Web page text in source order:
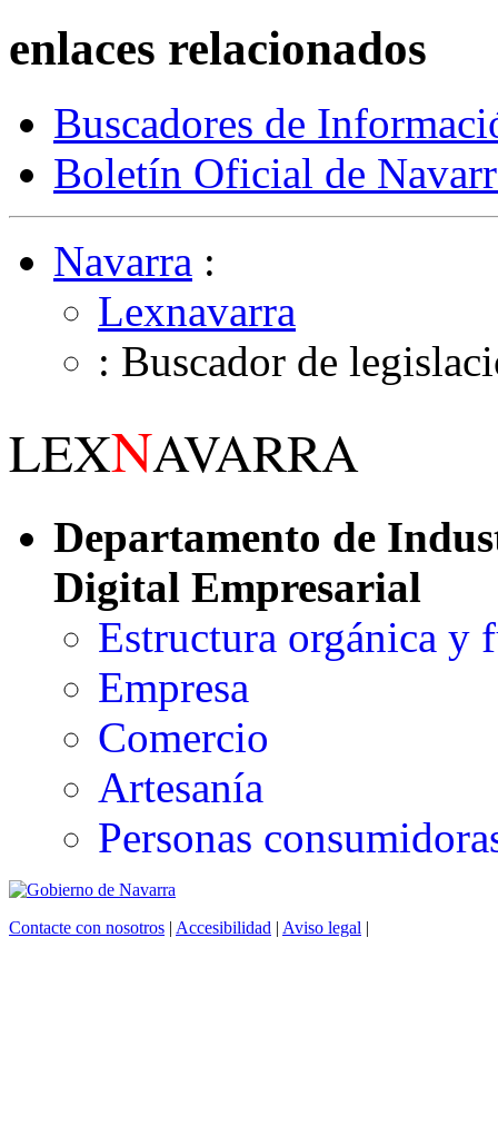
enlaces relacionados
Buscadores de
Boletín Oficial de
Navarra :
Lexnavarra
: Buscador de
LEXNAVARRA
Departamento de
Digital Empresarial
Estructura orgánica y
Empresa
Comercio
Artesanía
Personas
Contacte con nosotros | Accesibilidad | Aviso legal |